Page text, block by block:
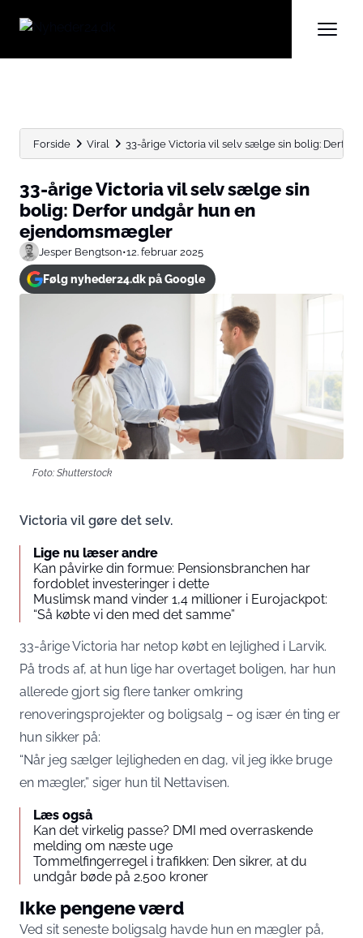
Forside Viral 33-årige Victoria vil selv sælge sin bolig: Derfor
33-årige Victoria vil selv sælge sin
bolig: Derfor undgår hun en
ejendomsmægler
Jesper Bengtson•12. februar 2025
Følg nyheder24.dk på Google
Foto: Shutterstock
Victoria vil gøre det selv.
Lige nu læser andre
Kan påvirke din formue: Pensionsbranchen har
fordoblet investeringer i dette
Muslimsk mand vinder 1,4 millioner i Eurojackpot:
“Så købte vi den med det samme”
33-årige Victoria har netop købt en lejlighed i Larvik.
På trods af, at hun lige har overtaget boligen, har hun
allerede gjort sig flere tanker omkring
renoveringsprojekter og boligsalg – og især én ting er
hun sikker på:
“Når jeg sælger lejligheden en dag, vil jeg ikke bruge
en mægler,” siger hun til Nettavisen.
Læs også
Kan det virkelig passe? DMI med overraskende
melding om næste uge
Tommelfingerregel i trafikken: Den sikrer, at du
undgår bøde på 2.500 kroner
Ikke pengene værd
Ved sit seneste boligsalg havde hun en mægler på,